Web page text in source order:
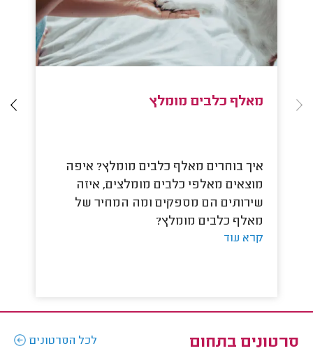
מאלף כלבים מומלץ
איך בוחרים מאלף כלבים מומלץ? איפה
מוצאים מאלפי כלבים מומלצים, איזה
שירותים הם מספקים ומה המחיר של
מאלף כלבים מומלץ?
קרא עוד
סרטונים בתחום לכל הסרטונים